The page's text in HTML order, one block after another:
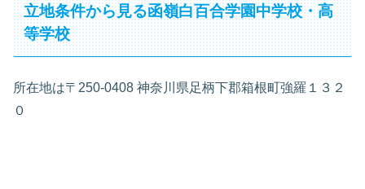
立地条件から見る函嶺白百合学園中学校・高
等学校
所在地は〒250-0408 神奈川県足柄下郡箱根町強羅１３２
０